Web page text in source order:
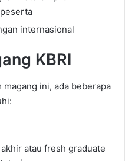
internasional
KBRI
ini, ada beberapa
atau fresh graduate